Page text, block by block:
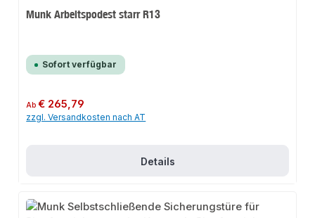
Munk Arbeitspodest starr R13
Sofort verfügbar
Regulärer Preis:
Ab€ 265,79
zzgl. Versandkosten nach AT
Details